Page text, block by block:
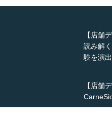
【店舗
読み解
験を演
【店舗